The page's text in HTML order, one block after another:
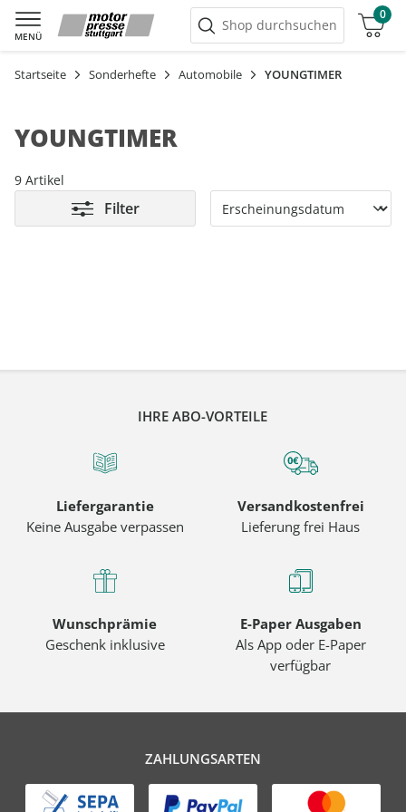
MENÜ
Shop durchsuchen
0
Warenkorb
Startseite Sonderhefte Automobile YOUNGTIMER
YOUNGTIMER
9 Artikel
Filter
IHRE ABO-VORTEILE
Liefergarantie
Keine Ausgabe verpassen
Versandkostenfrei
Lieferung frei Haus
Wunschprämie
Geschenk inklusive
E-Paper Ausgaben
Als App oder E-Paper
verfügbar
ZAHLUNGSARTEN